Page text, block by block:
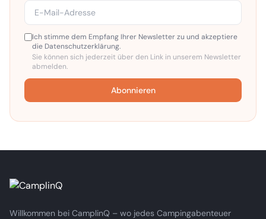
Ich stimme dem Empfang Ihrer Newsletter zu und akzeptiere
die Datenschutzerklärung.
Sie können sich jederzeit über den Link in unserem Newsletter
abmelden.
Abonnieren
Willkommen bei CamplinQ – wo jedes Campingabenteuer